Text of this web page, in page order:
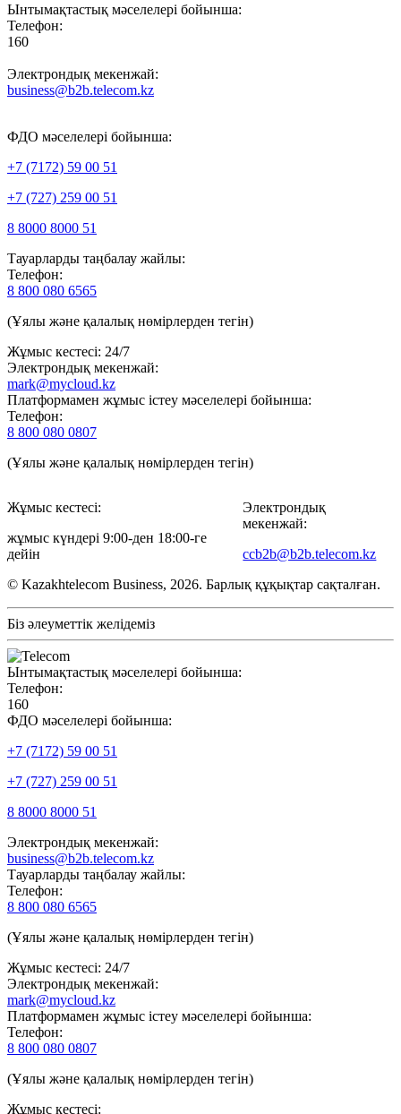
Ынтымақтастық мәселелері бойынша:
Телефон:
160
Электрондық мекенжай:
business@b2b.telecom.kz
ФДО мәселелері бойынша:
+7 (7172) 59 00 51
+7 (727) 259 00 51
8 8000 8000 51
Тауарларды таңбалау жайлы:
Телефон:
8 800 080 6565
(Ұялы және қалалық нөмірлерден тегін)
Жұмыс кестесі: 24/7
Электрондық мекенжай:
mark@mycloud.kz
Платформамен жұмыс істеу мәселелері бойынша:
Телефон:
8 800 080 0807
(Ұялы және қалалық нөмірлерден тегін)
Жұмыс кестесі:
жұмыс күндері 9:00-ден 18:00-ге
дейін
Электрондық
мекенжай:
ccb2b@b2b.telecom.kz
© Kazakhtelecom Business, 2026. Барлық құқықтар сақталған.
Біз әлеуметтік желідеміз
Ынтымақтастық мәселелері бойынша:
Телефон:
160
ФДО мәселелері бойынша:
+7 (7172) 59 00 51
+7 (727) 259 00 51
8 8000 8000 51
Электрондық мекенжай:
business@b2b.telecom.kz
Тауарларды таңбалау жайлы:
Телефон:
8 800 080 6565
(Ұялы және қалалық нөмірлерден тегін)
Жұмыс кестесі: 24/7
Электрондық мекенжай:
mark@mycloud.kz
Платформамен жұмыс істеу мәселелері бойынша:
Телефон:
8 800 080 0807
(Ұялы және қалалық нөмірлерден тегін)
Жұмыс кестесі: